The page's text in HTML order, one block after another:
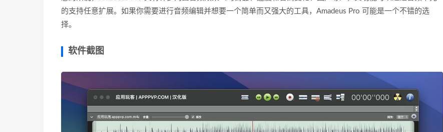
的支持任意扩展。如果你需要进行音频编辑并想要一个简单而又强大的工具，Amadeus Pro 可能是一个不错的选
择。
软件截图